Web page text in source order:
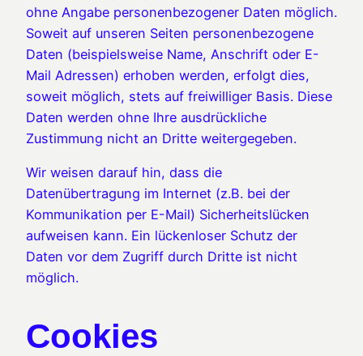
ohne Angabe personenbezogener Daten möglich.
Soweit auf unseren Seiten personenbezogene
Daten (beispielsweise Name, Anschrift oder E-
Mail Adressen) erhoben werden, erfolgt dies,
soweit möglich, stets auf freiwilliger Basis. Diese
Daten werden ohne Ihre ausdrückliche
Zustimmung nicht an Dritte weitergegeben.
Wir weisen darauf hin, dass die
Datenübertragung im Internet (z.B. bei der
Kommunikation per E-Mail) Sicherheitslücken
aufweisen kann. Ein lückenloser Schutz der
Daten vor dem Zugriff durch Dritte ist nicht
möglich.
Cookies